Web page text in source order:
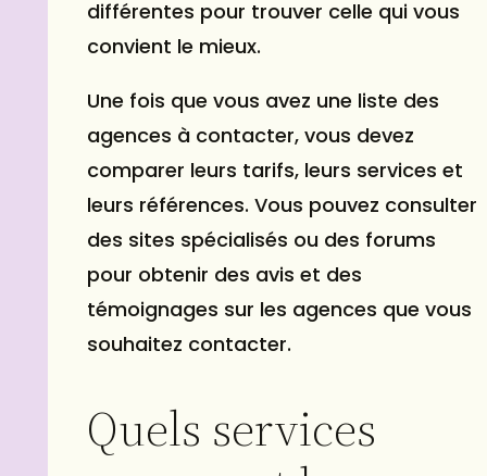
différentes pour trouver celle qui vous
convient le mieux.
Une fois que vous avez une liste des
agences à contacter, vous devez
comparer leurs tarifs, leurs services et
leurs références. Vous pouvez consulter
des sites spécialisés ou des forums
pour obtenir des avis et des
témoignages sur les agences que vous
souhaitez contacter.
Quels services